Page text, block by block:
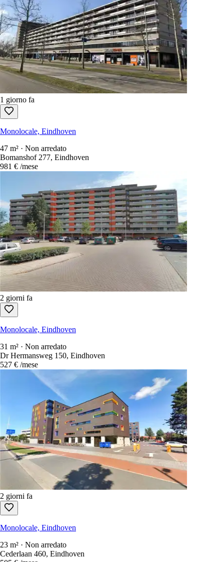
1 giorno fa
Monolocale, Eindhoven
1 camera da letto · 21 m² · Non arredato
Schootsestraat, Eindhoven
760 € /mese
1 giorno fa
Monolocale, Eindhoven
47 m² · Non arredato
Bomanshof 277, Eindhoven
981 € /mese
2 giorni fa
Monolocale, Eindhoven
31 m² · Non arredato
Dr Hermansweg 150, Eindhoven
527 € /mese